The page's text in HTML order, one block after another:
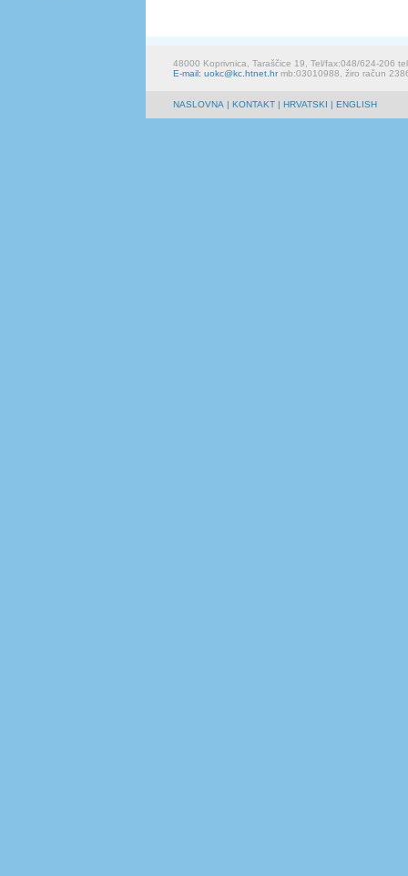
48000 Koprivnica, Taraščice 19, Tel/fax:048/624-206
E-mail: uokc@kc.htnet.hrmb:03010988, žiro račun
NASLOVNA | KONTAKT | HRVATSKI | ENGLISH